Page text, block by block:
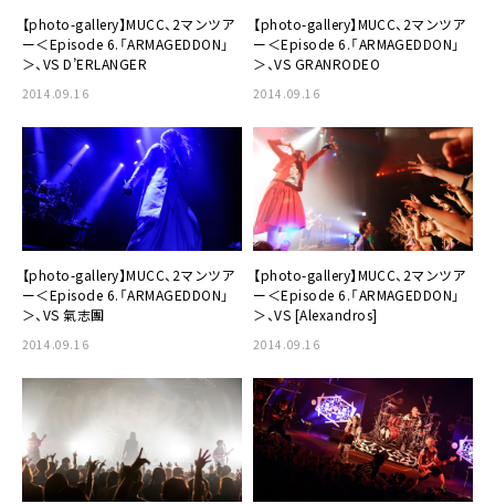
【photo-gallery】MUCC、2マンツア
ー＜Episode 6.「ARMAGEDDON」
＞、VS D’ERLANGER
2014.09.16
【photo-gallery】MUCC、2マンツア
ー＜Episode 6.「ARMAGEDDON」
＞、VS GRANRODEO
2014.09.16
【photo-gallery】MUCC、2マンツア
ー＜Episode 6.「ARMAGEDDON」
＞、VS 氣志團
2014.09.16
【photo-gallery】MUCC、2マンツア
ー＜Episode 6.「ARMAGEDDON」
＞、VS [Alexandros]
2014.09.16